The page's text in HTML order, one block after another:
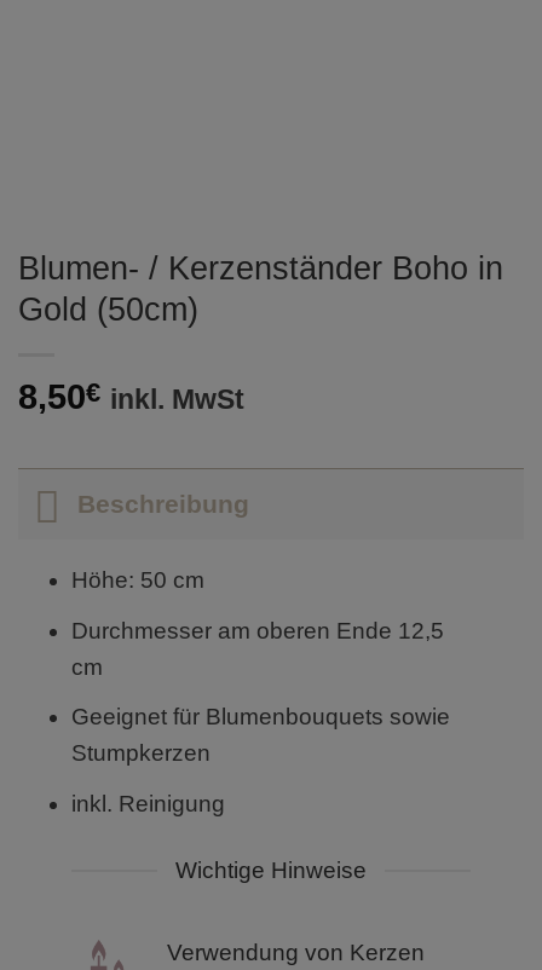
Blumen- / Kerzenständer Boho in
Gold (50cm)
8,50€ inkl. MwSt
Beschreibung
Höhe: 50 cm
Durchmesser am oberen Ende 12,5
cm
Geeignet für Blumenbouquets sowie
Stumpkerzen
inkl. Reinigung
Wichtige Hinweise
Verwendung von Kerzen